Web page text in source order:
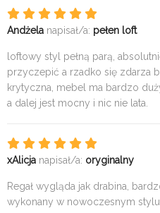
Andżela napisał/a: pełen loft
loftowy styl pełną parą,
przyczepić a rzadko się zdarza
krytyczna, mebel ma bardzo
a dalej jest mocny i nic nie lata.
xAlicja napisał/a: oryginalny
Regał wygląda jak drabina,
wykonany w nowoczesnym